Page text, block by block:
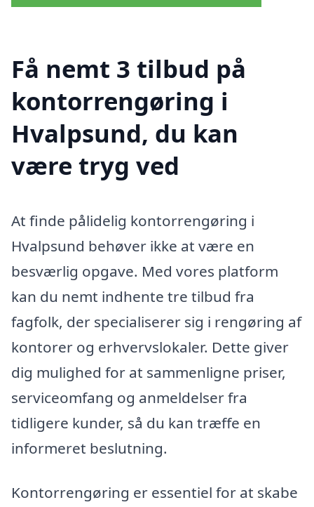
Få nemt 3 tilbud på
kontorrengøring i
Hvalpsund, du kan
være tryg ved
At finde pålidelig kontorrengøring i
Hvalpsund behøver ikke at være en
besværlig opgave. Med vores platform
kan du nemt indhente tre tilbud fra
fagfolk, der specialiserer sig i rengøring af
kontorer og erhvervslokaler. Dette giver
dig mulighed for at sammenligne priser,
serviceomfang og anmeldelser fra
tidligere kunder, så du kan træffe en
informeret beslutning.
Kontorrengøring er essentiel for at skabe